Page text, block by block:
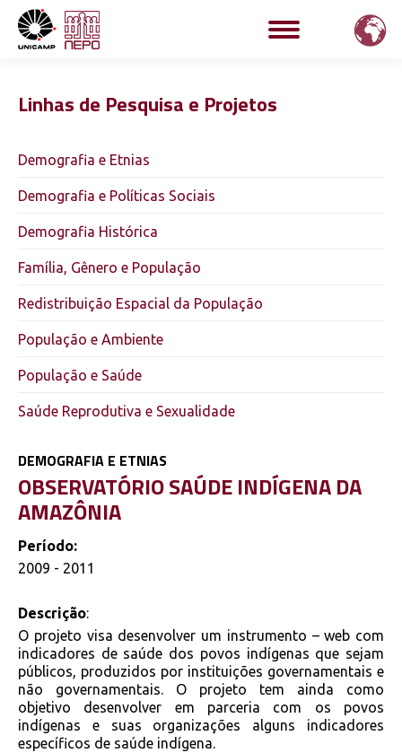
Linhas de Pesquisa e Projetos
Demografia e Etnias
Demografia e Políticas Sociais
Demografia Histórica
Família, Gênero e População
Redistribuição Espacial da População
População e Ambiente
População e Saúde
Saúde Reprodutiva e Sexualidade
DEMOGRAFIA E ETNIAS
OBSERVATÓRIO SAÚDE INDÍGENA DA
AMAZÔNIA
Período:
2009 - 2011
Descrição:
O projeto visa desenvolver um instrumento – web com
indicadores de saúde dos povos indígenas que sejam
públicos, produzidos por instituições governamentais e
não governamentais. O projeto tem ainda como
objetivo desenvolver em parceria com os povos
indígenas e suas organizações alguns indicadores
específicos de saúde indígena.